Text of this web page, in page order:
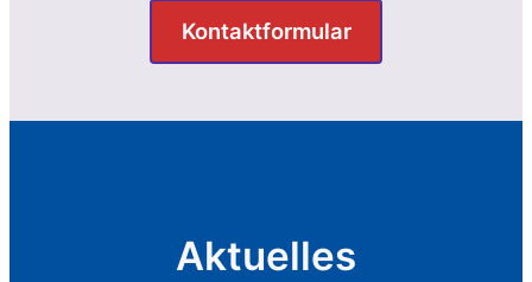
Kontaktformular
Aktuelles